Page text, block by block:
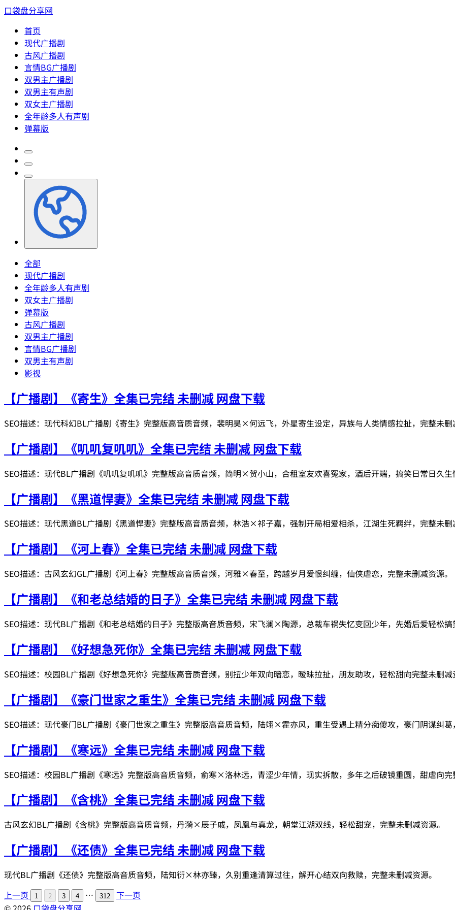
口袋盘分享网
首页
现代广播剧
古风广播剧
言情BG广播剧
双男主广播剧
双男主有声剧
双女主广播剧
全年龄多人有声剧
弹幕版
全部
现代广播剧
全年龄多人有声剧
双女主广播剧
弹幕版
古风广播剧
双男主广播剧
言情BG广播剧
双男主有声剧
影视
【广播剧】《寄生》全集已完结 未删减 网盘下载
SEO描述：现代科幻BL广播剧《寄生》完整版高音质音频，裴明昊×何远飞，外星寄生设定，异族与人类情感拉扯，完整未
【广播剧】《叽叽复叽叽》全集已完结 未删减 网盘下载
SEO描述：现代BL广播剧《叽叽复叽叽》完整版高音质音频，简明×贺小山，合租室友欢喜冤家，酒后开端，搞笑日常日久
【广播剧】《黑道悍妻》全集已完结 未删减 网盘下载
SEO描述：现代黑道BL广播剧《黑道悍妻》完整版高音质音频，林浩×祁子嘉，强制开局相爱相杀，江湖生死羁绊，完整未
【广播剧】《河上春》全集已完结 未删减 网盘下载
SEO描述：古风玄幻GL广播剧《河上春》完整版高音质音频，河雅×春至，跨越岁月爱恨纠缠，仙侠虐恋，完整未删减资源。
【广播剧】《和老总结婚的日子》全集已完结 未删减 网盘下载
SEO描述：现代BL广播剧《和老总结婚的日子》完整版高音质音频，宋飞澜×陶源，总裁车祸失忆变回少年，先婚后爱轻松
【广播剧】《好想急死你》全集已完结 未删减 网盘下载
SEO描述：校园BL广播剧《好想急死你》完整版高音质音频，别扭少年双向暗恋，暧昧拉扯，朋友助攻，轻松甜向完整未删
【广播剧】《豪门世家之重生》全集已完结 未删减 网盘下载
SEO描述：现代豪门BL广播剧《豪门世家之重生》完整版高音质音频，陆翊×霍亦风，重生受遇上精分痴傻攻，豪门阴谋纠
【广播剧】《寒远》全集已完结 未删减 网盘下载
SEO描述：校园BL广播剧《寒远》完整版高音质音频，俞寒×洛林远，青涩少年情，现实拆散，多年之后破镜重圆，甜虐向
【广播剧】《含桃》全集已完结 未删减 网盘下载
古风玄幻BL广播剧《含桃》完整版高音质音频，丹漪×辰子戚，凤凰与真龙，朝堂江湖双线，轻松甜宠，完整未删减资源。
【广播剧】《还债》全集已完结 未删减 网盘下载
现代BL广播剧《还债》完整版高音质音频，陆知衍×林亦臻，久别重逢清算过往，解开心结双向救赎，完整未删减资源。
上一页
1 2 3 4 … 312
下一页